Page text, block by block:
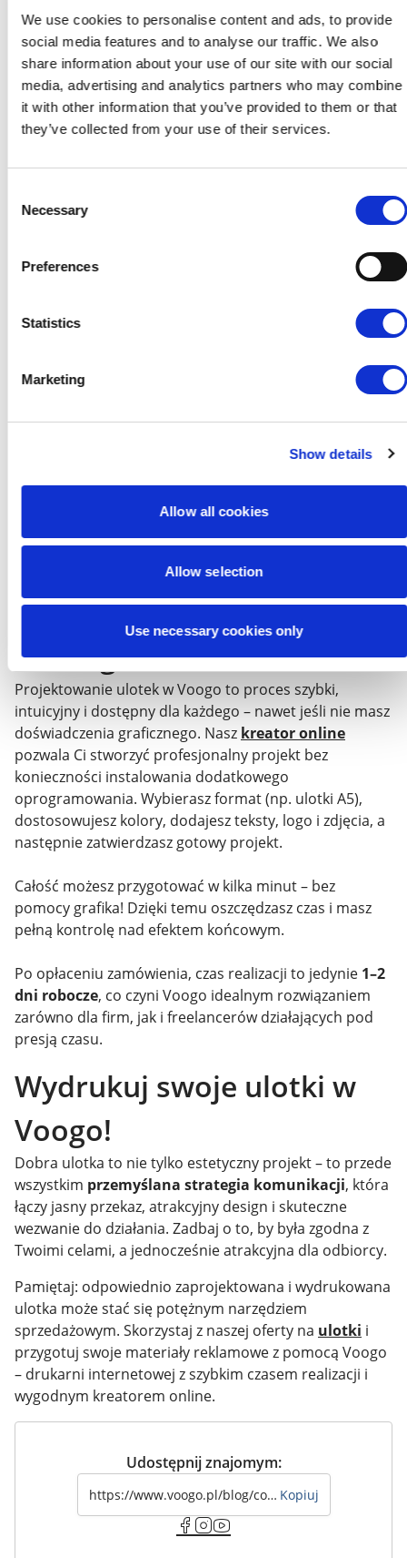
We use cookies to personalise content and ads, to provide
social media features and to analyse our traffic. We also
share information about your use of our site with our social
media, advertising and analytics partners who may combine
it with other information that you’ve provided to them or that
they’ve collected from your use of their services.
Selection
Necessary
Preferences
Statistics
Marketing
Show details
Allow all cookies
Allow selection
Use necessary cookies only
Dobrze dobrany papier i
jakość druku
Ulotka to forma kontaktu fizycznego z marką –
jejfaktura, grubość i jakość drukumają realne
ekologiczny? A może uszlachetnienie folią soft-touch?
W Voogo oferujemy
opłacenia zamówienia), co pozwala szybko reagować
na zmieniające się potrzeby Twojej firmy.
Spójność z całą
komunikacją marki
spójna z resztą
Twojej identyfikacji wizualnej. Kolory, fonty, ton
Twoim logo, stroną internetową czy innymi
materiałami promocyjnymi, jakwizytówki.
Spójność buduje zaufanie i profesjonalny wizerunek – a
to jeden z najważniejszych fundamentów skutecznego
Jak zaprojektować ulotkę
w Voogo?
Projektowanie ulotek w Voogo to proces szybki,
intuicyjny i dostępny dla każdego – nawet jeśli nie masz
doświadczenia graficznego. Nasz kreator online
pozwala Ci stworzyć profesjonalny projekt bez
konieczności instalowania dodatkowego
oprogramowania. Wybierasz format (np. ulotki A5),
dostosowujesz kolory, dodajesz teksty, logo i zdjęcia, a
następnie zatwierdzasz gotowy projekt.
Całość możesz przygotować w kilka minut – bez
pomocy grafika! Dzięki temu oszczędzasz czas i masz
pełną kontrolę nad efektem końcowym.
Po opłaceniu zamówienia, czas realizacji to jedynie 1–2
dni robocze, co czyni Voogo idealnym rozwiązaniem
zarówno dla firm, jak i freelancerów działających pod
presją czasu.
Wydrukuj swoje ulotki w
Voogo!
Dobra ulotka to nie tylko estetyczny projekt – to przede
wszystkim przemyślana strategia komunikacji, która
łączy jasny przekaz, atrakcyjny design i skuteczne
wezwanie do działania. Zadbaj o to, by była zgodna z
Twoimi celami, a jednocześnie atrakcyjna dla odbiorcy.
Pamiętaj: odpowiednio zaprojektowana i wydrukowana
ulotka może stać się potężnym narzędziem
sprzedażowym. Skorzystaj z naszej oferty na ulotki i
przygotuj swoje materiały reklamowe z pomocą Voogo
– drukarni internetowej z szybkim czasem realizacji i
wygodnym kreatorem online.
Udostępnij znajomym:
Kopiuj